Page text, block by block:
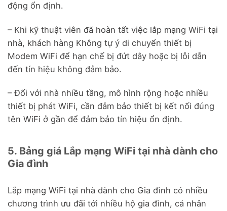
động ổn định.
– Khi kỹ thuật viên đã hoàn tất việc lắp mạng WiFi tại
nhà, khách hàng Không tự ý di chuyển thiết bị
Modem WiFi để hạn chế bị đứt dây hoặc bị lỗi dẫn
đến tín hiệu không đảm bảo.
– Đối với nhà nhiều tầng, mô hình rộng hoặc nhiều
thiết bị phát WiFi, cần đảm bảo thiết bị kết nối đúng
tên WiFi ở gần để đảm bảo tín hiệu ổn định.
5. Bảng giá Lắp mạng WiFi tại nhà dành cho
Gia đình
Lắp mạng WiFi tại nhà dành cho Gia đình có nhiều
chương trình ưu đãi tới nhiều hộ gia đình, cá nhân